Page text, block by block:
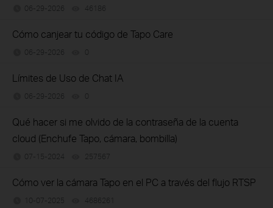
06-29-2026 46186
Cómo canjear tu código de Tapo Care
06-29-2026 0
Límites de Uso de Chat IA
06-29-2026 0
Qué hacer si me olvido de la contraseña de la cuenta
cloud (Enchufe Tapo, cámara, bombilla)
07-15-2024 257567
Cómo ver la cámara Tapo en el PC a través del flujo RTSP
10-07-2025 4686261